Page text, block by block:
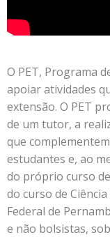
O PET, Programa
apoiar atividades
extensão. O PET
de um tutor, a
que
estudantes e, ao
do próprio curso
do curso de
Federal de
e não bolsistas,